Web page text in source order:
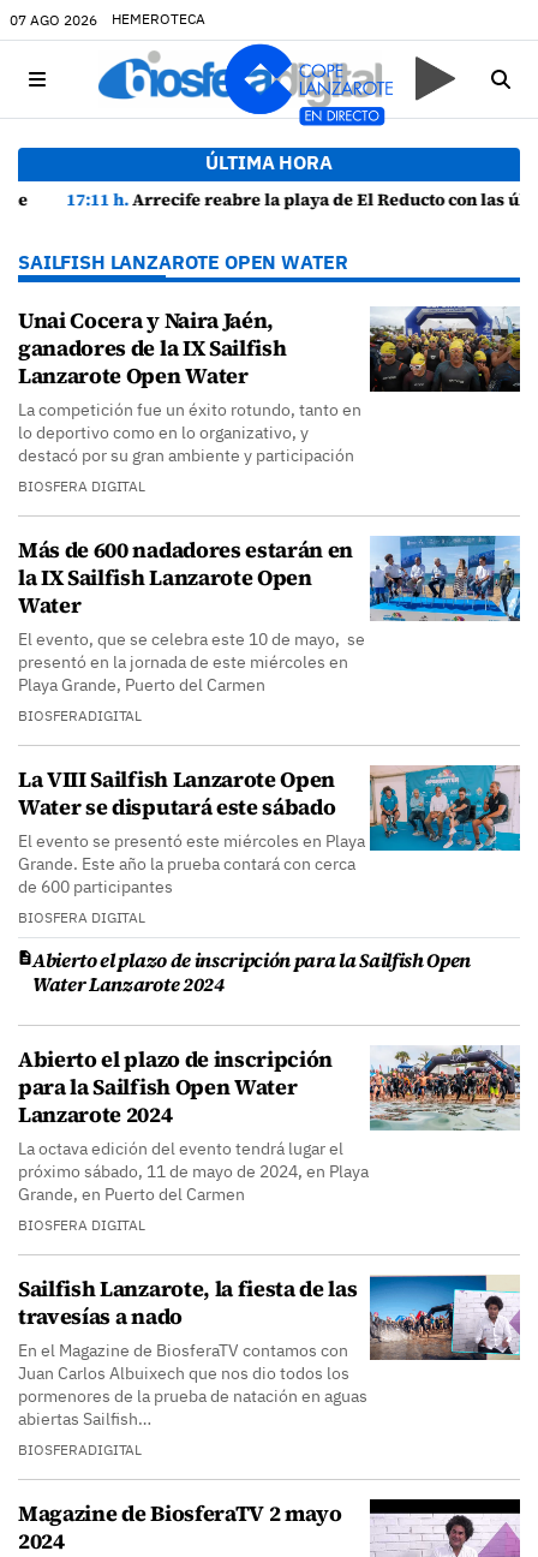
07 AGO 2026 HEMEROTECA
ÚLTIMA HORA
17:11 h.Arrecife reabre la playa de El Reducto con las últimas analíticas mostrando "una buena calidad de las aguas para el baño"
SAILFISH LANZAROTE OPEN WATER
Unai Cocera y Naira Jaén,
ganadores de la IX Sailfish
Lanzarote Open Water
La competición fue un éxito rotundo, tanto en
lo deportivo como en lo organizativo, y
destacó por su gran ambiente y participación
BIOSFERA DIGITAL
Más de 600 nadadores estarán en
la IX Sailfish Lanzarote Open
Water
El evento, que se celebra este 10 de mayo, se
presentó en la jornada de este miércoles en
Playa Grande, Puerto del Carmen
BIOSFERADIGITAL
La VIII Sailfish Lanzarote Open
Water se disputará este sábado
El evento se presentó este miércoles en Playa
Grande. Este año la prueba contará con cerca
de 600 participantes
BIOSFERA DIGITAL
Abierto el plazo de inscripción para la Sailfish Open
Water Lanzarote 2024
Abierto el plazo de inscripción
para la Sailfish Open Water
Lanzarote 2024
La octava edición del evento tendrá lugar el
próximo sábado, 11 de mayo de 2024, en Playa
Grande, en Puerto del Carmen
BIOSFERA DIGITAL
Sailfish Lanzarote, la fiesta de las
travesías a nado
En el Magazine de BiosferaTV contamos con
Juan Carlos Albuixech que nos dio todos los
pormenores de la prueba de natación en aguas
abiertas Sailfish…
BIOSFERADIGITAL
Magazine de BiosferaTV 2 mayo
2024